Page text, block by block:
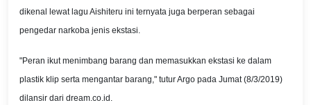
dikenal lewat lagu Aishiteru ini ternyata juga berperan sebagai
pengedar narkoba jenis ekstasi.
"Peran ikut menimbang barang dan memasukkan ekstasi ke dalam
plastik klip serta mengantar barang," tutur Argo pada Jumat (8/3/2019)
dilansir dari dream.co.id.